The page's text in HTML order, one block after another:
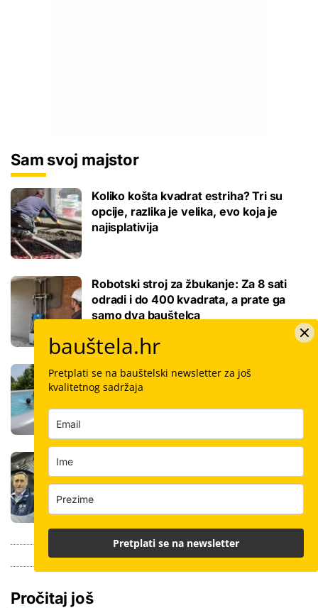
Sam svoj majstor
Koliko košta kvadrat estriha? Tri su
opcije, razlika je velika, evo koja je
najisplativija
Robotski stroj za žbukanje: Za 8 sati
odradi i do 400 kvadrata, a prate ga
samo dva bauštelca
Stigla nova generacija kućnih bazena!
Po rubu možete hodati, a od kutije do
pločica: Cijenu određuju površina,
Pročitaj još
bauštela.hr
Pretplati se na bauštelski newsletter za još
kvalitetnog sadržaja
Pretplati se na newsletter